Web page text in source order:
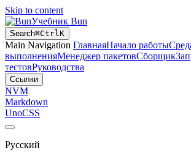
Skip to content
Учебник Bun
Search⌘CtrlK
Main Navigation ГлавнаяНачало работы
выполненияМенеджер пакетовСборщик
тестовРуководства
Ссылки
NVM
Markdown
UnoCSS
Русский